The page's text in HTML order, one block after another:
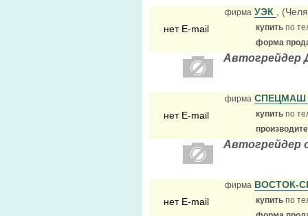
нет E-mail
фирма УЭК ,
купить по
форма
Автогрейдер
нет E-mail
фирма
купить по
Автогрейдер
нет E-mail
фирма ВОСТОК-
купить по